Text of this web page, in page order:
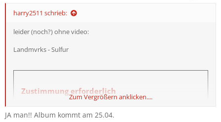
harry2511 schrieb:
leider (noch?) ohne video:
Landmvrks - Sulfur
Zustimmung erforderlich
externen Anbieters (z. B. von YouTube oder Vimeo).
Zum Vergrößern anklicken....
JA man!! Album kommt am 25.04.